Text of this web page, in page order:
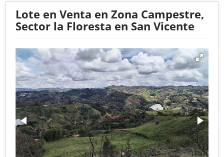
Lote en Venta en Zona Campestre,
Sector la Floresta en San Vicente